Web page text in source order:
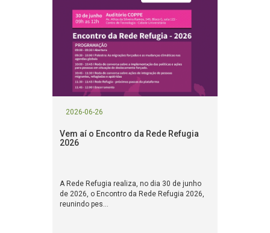
2026-06-26
Vem aí o Encontro da Rede Refugia
2026
A Rede Refugia realiza, no dia 30 de junho
de 2026, o Encontro da Rede Refugia 2026,
reunindo pes...